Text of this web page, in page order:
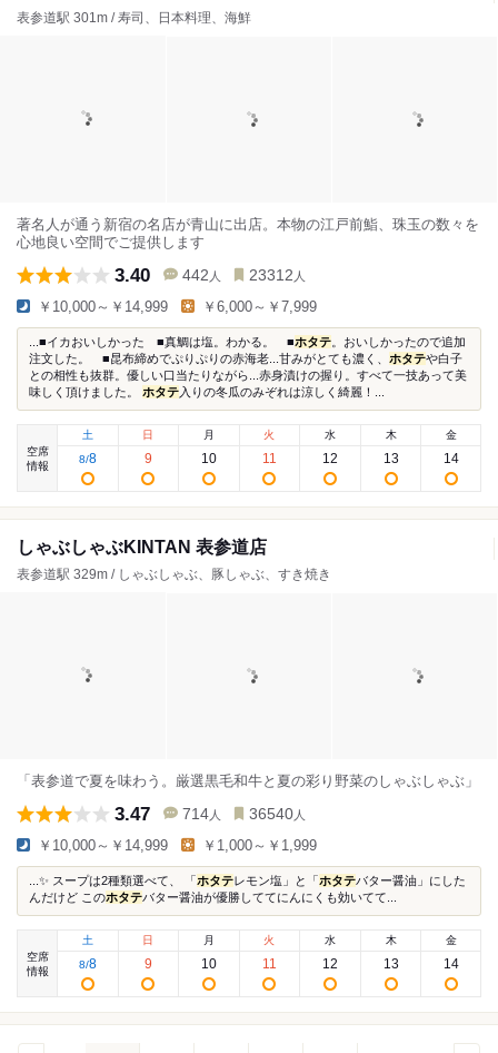
表参道駅 301m / 寿司、日本料理、海鮮
著名人が通う新宿の名店が青山に出店。本物の江戸前鮨、珠玉の数々を
心地良い空間でご提供します
3.40 442 人 23312 人
￥10,000～￥14,999 ￥6,000～￥7,999
...■イカおいしかった ■真鯛は塩。わかる。 ■ホタテ 。おいしかったので追加
注文した。 ■昆布締めでぷりぷりの赤海老...甘みがとても濃く、 ホタテや白子
との相性も抜群。優しい口当たりながら...赤身漬けの握り。すべて一技あって美
味しく頂けました。 ホタテ入りの冬瓜のみぞれは涼しく綺麗！...
空席
情報
土
8/8
日
9
月
10
火
11
水
12
木
13
金
14
しゃぶしゃぶKINTAN 表参道店
表参道駅 329m / しゃぶしゃぶ、豚しゃぶ、すき焼き
「表参道で夏を味わう。厳選黒毛和牛と夏の彩り野菜のしゃぶしゃぶ」
3.47 714 人 36540 人
￥10,000～￥14,999 ￥1,000～￥1,999
...✨ スープは2種類選べて、 「ホタテレモン塩」と「ホタテバター醤油」にした
んだけど このホタテバター醤油が優勝しててにんにくも効いてて...
空席
情報
土
8/8
日
9
月
10
火
11
水
12
木
13
金
14